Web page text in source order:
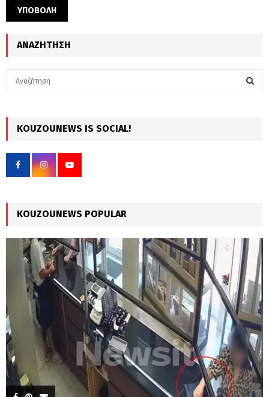
ΑΝΑΖΉΤΗΣΗ
h
f
r
KOUZOUNEWS IS SOCIAL!
KOUZOUNEWS POPULAR